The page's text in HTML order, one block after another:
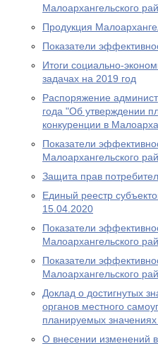
Малоархангельского
Продукция
Показатели
Итоги социально-
задачах на 2019 год
Распоряжение
года "Об утверждении
конкуренции в
Показатели
Малоархангельского
Защита прав
Единый реестр
15.04.2020
Показатели
Малоархангельского
Показатели
Малоархангельского
Доклад о достигнутых
органов местного
планируемых
О внесении изменений